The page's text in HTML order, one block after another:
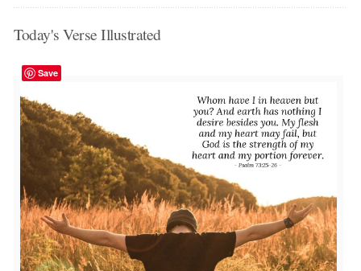
Today's Verse Illustrated
Save